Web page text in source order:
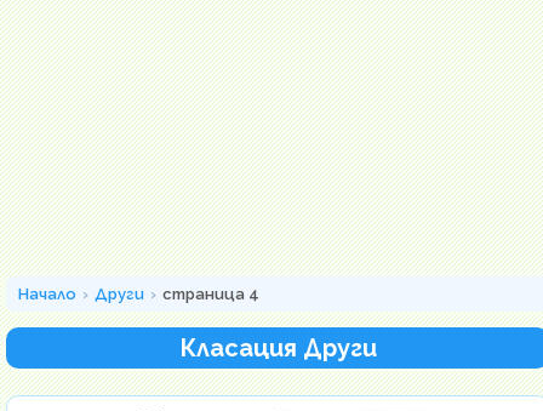
Начало Други страница 4
Класация Други